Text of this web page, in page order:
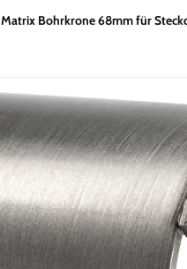
Matrix Bohrkrone 68mm für